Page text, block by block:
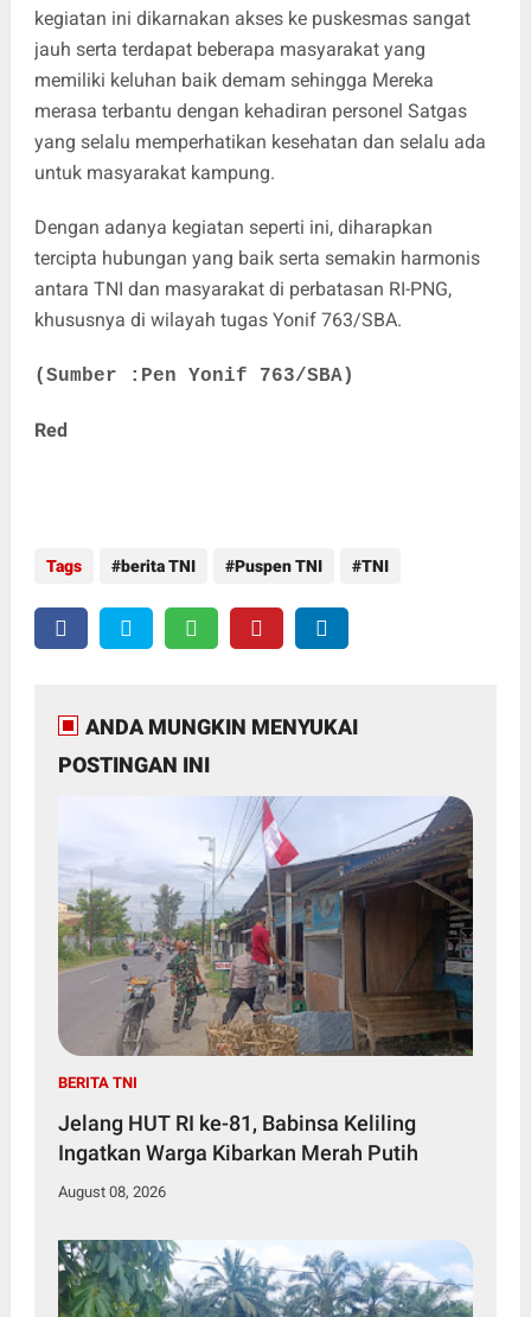
kegiatan ini dikarnakan akses ke puskesmas sangat
jauh serta terdapat beberapa masyarakat yang
memiliki keluhan baik demam sehingga Mereka
merasa terbantu dengan kehadiran personel Satgas
yang selalu memperhatikan kesehatan dan selalu ada
untuk masyarakat kampung.
Dengan adanya kegiatan seperti ini, diharapkan
tercipta hubungan yang baik serta semakin harmonis
antara TNI dan masyarakat di perbatasan RI-PNG,
khususnya di wilayah tugas Yonif 763/SBA.
(Sumber :Pen Yonif 763/SBA)
Red
Tags berita TNI Puspen TNI TNI
ANDA MUNGKIN MENYUKAI
POSTINGAN INI
BERITA TNI
Jelang HUT RI ke-81, Babinsa Keliling
Ingatkan Warga Kibarkan Merah Putih
August 08, 2026